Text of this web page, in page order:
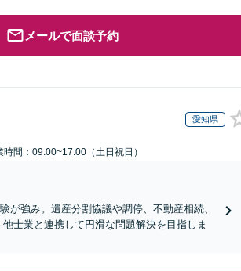
メールで面談予約
愛知県
時間：09:00~17:00（土日祝日）
が強み。遺産分割協議や調停、不動産相続、
士業と連携して円滑な問題解決を目指しま